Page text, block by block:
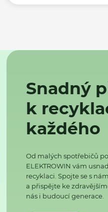
Snadný
k
každého
Od malých spotřebičů
ELEKTROWIN vám
recyklaci. Spojte se s
a přispějte ke
nás i budoucí generace.